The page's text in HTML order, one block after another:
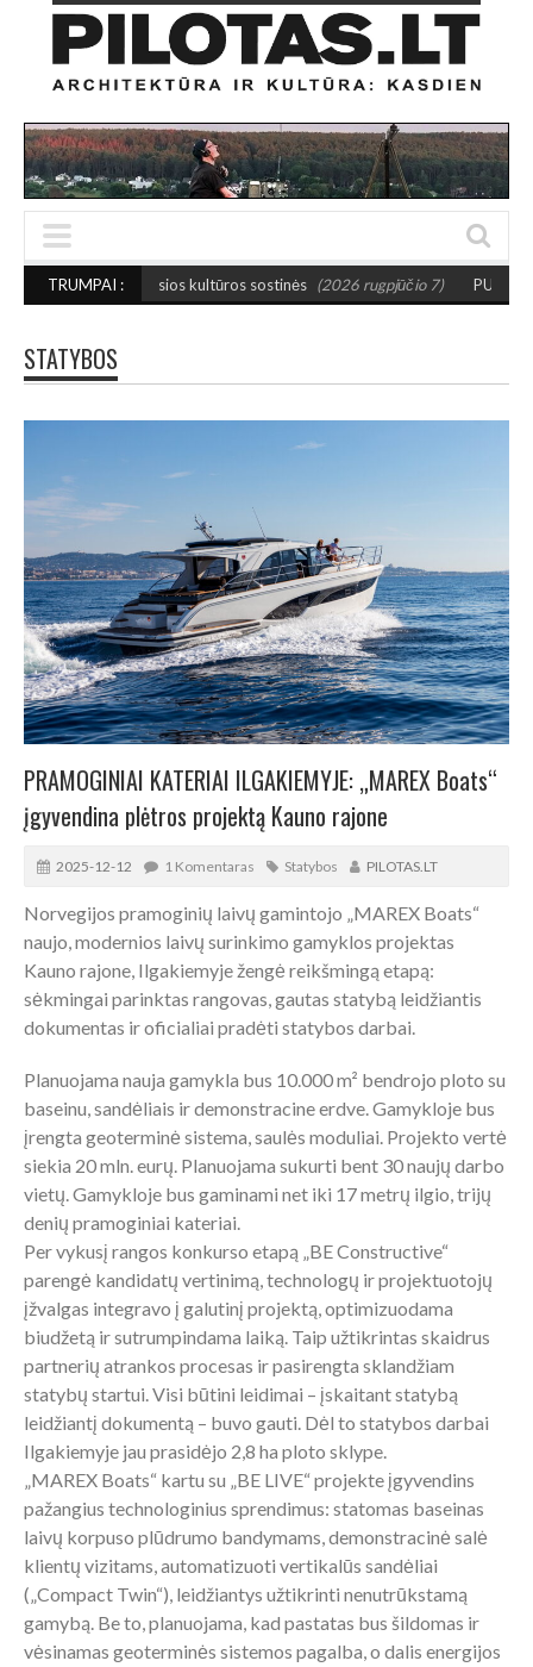
TRUMPAI :
kultūros sostinės (2026 rugpjūčio 7) PUSIAUSVYROS AKTAS
STATYBOS
PRAMOGINIAI KATERIAI ILGAKIEMYJE: „MAREX Boats“
įgyvendina plėtros projektą Kauno rajone
2025-12-12 1 Komentaras Statybos PILOTAS.LT
Norvegijos pramoginių laivų gamintojo „MAREX Boats“
naujo, modernios laivų surinkimo gamyklos projektas
Kauno rajone, Ilgakiemyje žengė reikšmingą etapą:
sėkmingai parinktas rangovas, gautas statybą leidžiantis
dokumentas ir oficialiai pradėti statybos darbai.
Planuojama nauja gamykla bus 10.000 m² bendrojo ploto su
baseinu, sandėliais ir demonstracine erdve. Gamykloje bus
įrengta geoterminė sistema, saulės moduliai. Projekto vertė
siekia 20 mln. eurų. Planuojama sukurti bent 30 naujų darbo
vietų. Gamykloje bus gaminami net iki 17 metrų ilgio, trijų
denių pramoginiai kateriai.
Per vykusį rangos konkurso etapą „BE Constructive“
parengė kandidatų vertinimą, technologų ir projektuotojų
įžvalgas integravo į galutinį projektą, optimizuodama
biudžetą ir sutrumpindama laiką. Taip užtikrintas skaidrus
partnerių atrankos procesas ir pasirengta sklandžiam
statybų startui. Visi būtini leidimai – įskaitant statybą
leidžiantį dokumentą – buvo gauti. Dėl to statybos darbai
Ilgakiemyje jau prasidėjo 2,8 ha ploto sklype.
„MAREX Boats“ kartu su „BE LIVE“ projekte įgyvendins
pažangius technologinius sprendimus: statomas baseinas
laivų korpuso plūdrumo bandymams, demonstracinė salė
klientų vizitams, automatizuoti vertikalūs sandėliai
(„Compact Twin“), leidžiantys užtikrinti nenutrūkstamą
gamybą. Be to, planuojama, kad pastatas bus šildomas ir
vėsinamas geoterminės sistemos pagalba, o dalis energijos